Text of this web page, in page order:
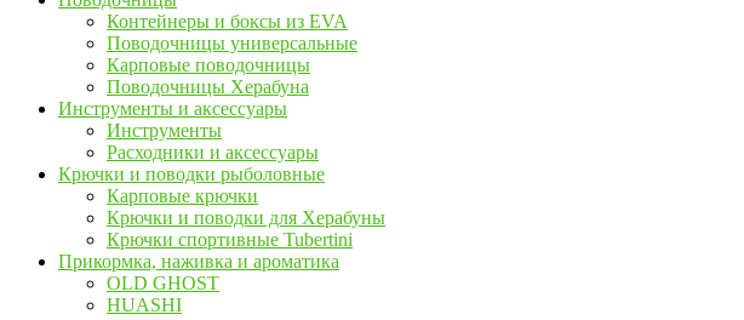
Контейнеры и боксы из EVA
Поводочницы универсальные
Карповые поводочницы
Поводочницы Херабуна
Инструменты и аксессуары
Инструменты
Расходники и аксессуары
Крючки и поводки рыболовные
Карповые крючки
Крючки и поводки для Херабуны
Крючки спортивные Tubertini
Прикормка, наживка и ароматика
OLD GHOST
HUASHI